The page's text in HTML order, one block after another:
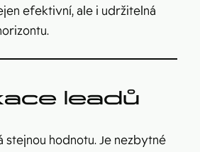
efektivní, ale i udržitelná
leadů
stejnou hodnotu. Je nezbytné